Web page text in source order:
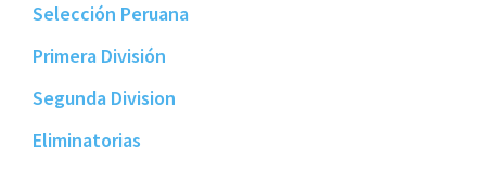
Selección Peruana
Primera División
Segunda Division
Eliminatorias